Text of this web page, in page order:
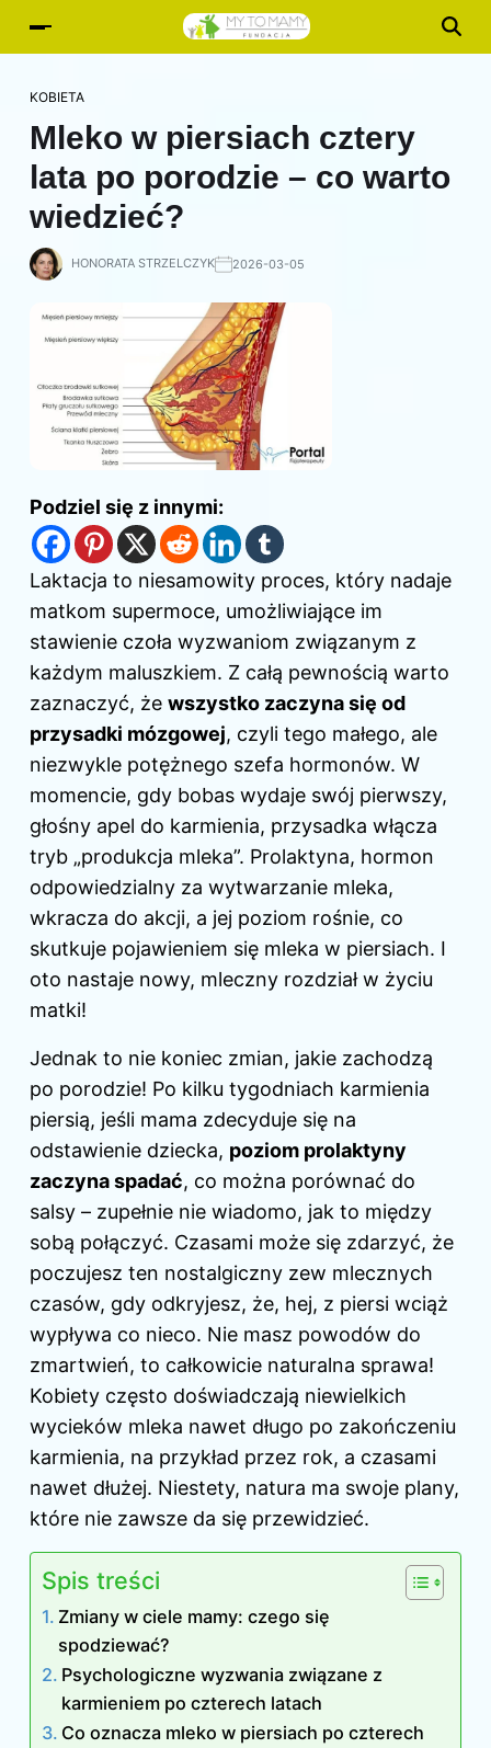
KOBIETA
Mleko w piersiach cztery
lata po porodzie – co warto
wiedzieć?
HONORATA STRZELCZYK 2026-03-05
Podziel się z innymi:
Laktacja to niesamowity proces, który nadaje
matkom supermoce, umożliwiające im
stawienie czoła wyzwaniom związanym z
każdym maluszkiem. Z całą pewnością warto
zaznaczyć, że wszystko zaczyna się od
przysadki mózgowej, czyli tego małego, ale
niezwykle potężnego szefa hormonów. W
momencie, gdy bobas wydaje swój pierwszy,
głośny apel do karmienia, przysadka włącza
tryb „produkcja mleka”. Prolaktyna, hormon
odpowiedzialny za wytwarzanie mleka,
wkracza do akcji, a jej poziom rośnie, co
skutkuje pojawieniem się mleka w piersiach. I
oto nastaje nowy, mleczny rozdział w życiu
matki!
Jednak to nie koniec zmian, jakie zachodzą
po porodzie! Po kilku tygodniach karmienia
piersią, jeśli mama zdecyduje się na
odstawienie dziecka, poziom prolaktyny
zaczyna spadać, co można porównać do
salsy – zupełnie nie wiadomo, jak to między
sobą połączyć. Czasami może się zdarzyć, że
poczujesz ten nostalgiczny zew mlecznych
czasów, gdy odkryjesz, że, hej, z piersi wciąż
wypływa co nieco. Nie masz powodów do
zmartwień, to całkowicie naturalna sprawa!
Kobiety często doświadczają niewielkich
wycieków mleka nawet długo po zakończeniu
karmienia, na przykład przez rok, a czasami
nawet dłużej. Niestety, natura ma swoje plany,
które nie zawsze da się przewidzieć.
Spis treści
Zmiany w ciele mamy: czego się
spodziewać?
Psychologiczne wyzwania związane z
karmieniem po czterech latach
Co oznacza mleko w piersiach po czterech